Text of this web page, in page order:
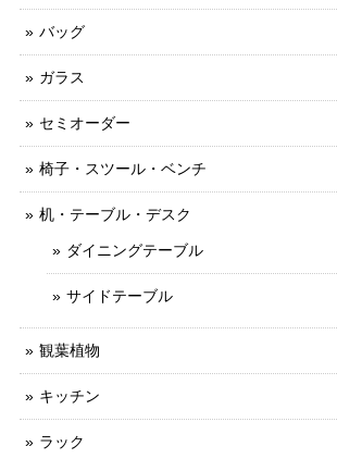
バッグ
ガラス
セミオーダー
椅子・スツール・ベンチ
机・テーブル・デスク
ダイニングテーブル
サイドテーブル
観葉植物
キッチン
ラック